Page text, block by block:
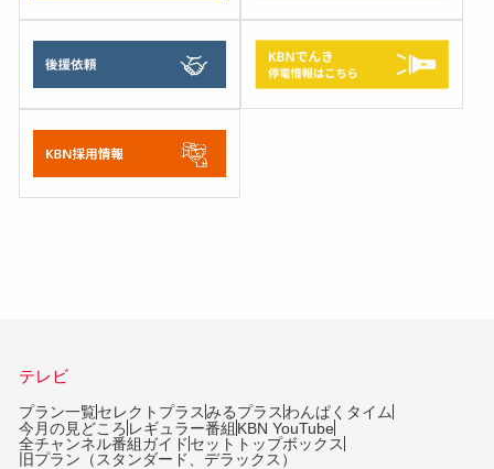
テレビ
プラン一覧セレクトプラスみるプラスわんぱくタイム
今月の見どころ レギュラー番組 KBN YouTube
全チャンネル番組ガイド セットトップボックス
旧プラン（スタンダード、デラックス）